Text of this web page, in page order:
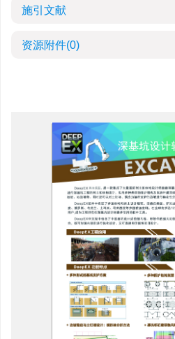
施引文献
资源附件(0)